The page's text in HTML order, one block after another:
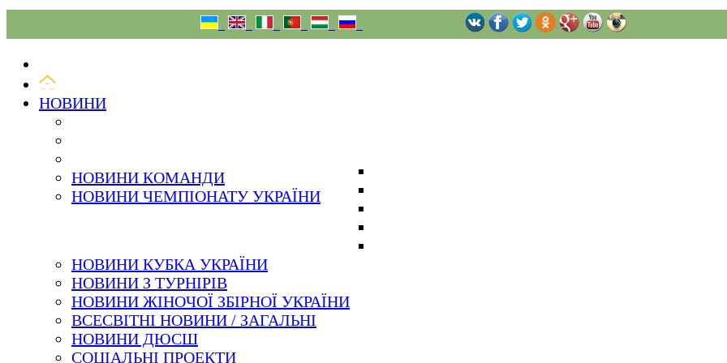
НОВИНИ
НОВИНИ КОМАНДИ
НОВИНИ ЧЕМПІОНАТУ УКРАЇНИ
НОВИНИ КУБКА УКРАЇНИ
НОВИНИ З ТУРНІРІВ
НОВИНИ ЖІНОЧОЇ ЗБІРНОЇ УКРАЇНИ
ВСЕСВІТНІ НОВИНИ / ЗАГАЛЬНІ
НОВИНИ ДЮСШ
СОЦІАЛЬНІ ПРОЕКТИ